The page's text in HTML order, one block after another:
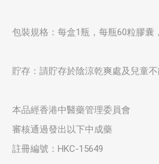
包裝規格：每盒1瓶，每瓶60粒膠囊
貯存：請貯存於陰涼乾爽處及兒童不
本品經香港中醫藥管理委員會
審核通過發出以下中成藥
註冊編號：HKC-15649